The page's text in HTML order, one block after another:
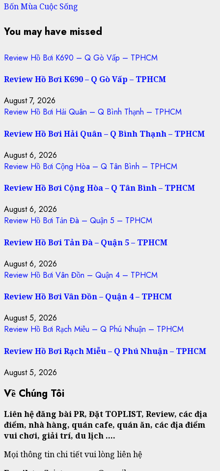
Bốn Mùa Cuộc Sống
You may have missed
Review Hồ Bơi K690 – Q Gò Vấp – TPHCM
Review Hồ Bơi K690 – Q Gò Vấp – TPHCM
August 7, 2026
Review Hồ Bơi Hải Quân – Q Bình Thạnh – TPHCM
Review Hồ Bơi Hải Quân – Q Bình Thạnh – TPHCM
August 6, 2026
Review Hồ Bơi Cộng Hòa – Q Tân Bình – TPHCM
Review Hồ Bơi Cộng Hòa – Q Tân Bình – TPHCM
August 6, 2026
Review Hồ Bơi Tản Đà – Quận 5 – TPHCM
Review Hồ Bơi Tản Đà – Quận 5 – TPHCM
August 6, 2026
Review Hồ Bơi Vân Đồn – Quận 4 – TPHCM
Review Hồ Bơi Vân Đồn – Quận 4 – TPHCM
August 5, 2026
Review Hồ Bơi Rạch Miễu – Q Phú Nhuận – TPHCM
Review Hồ Bơi Rạch Miễu – Q Phú Nhuận – TPHCM
August 5, 2026
Về Chúng Tôi
Liên hệ đăng bài PR, Đặt TOPLIST, Review, các địa
điểm, nhà hàng, quán cafe, quán ăn, các địa điểm
vui chơi, giải trí, du lịch ….
Mọi thông tin chi tiết vui lòng liên hệ